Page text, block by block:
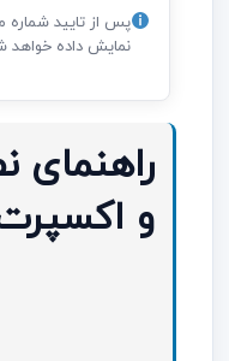
پس از تایید شماره
نمایش داده خواهد
راهنمای
و